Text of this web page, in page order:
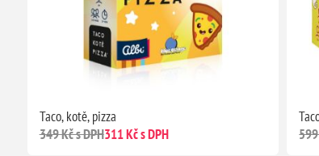
Taco, kotě, pizza
349 Kč s DPH311 Kč s DPH